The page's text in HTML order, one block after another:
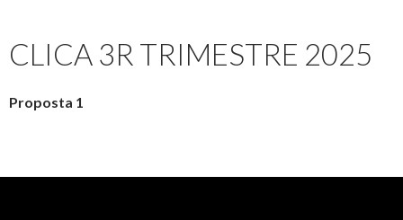
CLICA 3R TRIMESTRE 2025
Proposta 1